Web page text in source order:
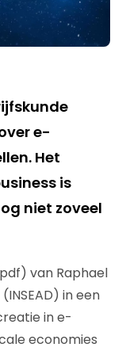
e-
Het
is
niet zoveel
van Raphael
in een
in e-
economies